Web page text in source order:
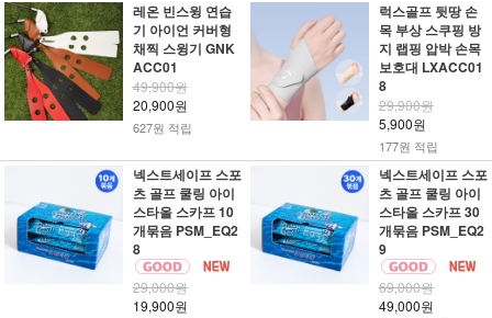
레온 빈스윙 연습
기 아이언 커버형
채찍 스윙기 GNK
ACC01
49,900원
20,900원
627원 적립
럭스골프 뒷땅 손
목 부상 스쿠핑 방
지 랩핑 압박 손목
보호대 LXACC01
8
29,900원
5,900원
177원 적립
넥스트세이프 스포
츠 골프 쿨링 아이
스타올 스카프 10
개묶음 PSM_EQ2
8
29,000원
19,900원
넥스트세이프 스포
츠 골프 쿨링 아이
스타올 스카프 30
개묶음 PSM_EQ2
9
69,000원
49,000원